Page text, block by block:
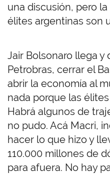
una discusión, pero
élites argentinas son
Jair Bolsonaro llega y
Petrobras, cerrar el
abrir la economía al
nada porque las
Habrá algunos de
no pudo. Acá Macri,
hacer lo que hizo y
110.000 millones de
para afuera. No hay